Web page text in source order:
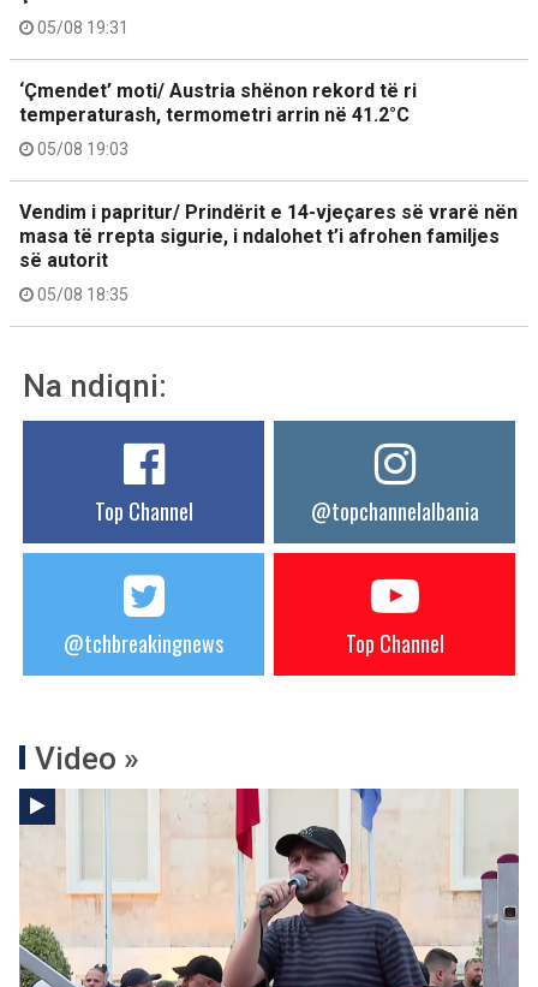
05/08 19:31
‘Çmendet’ moti/ Austria shënon rekord të ri
temperaturash, termometri arrin në 41.2°C
05/08 19:03
Vendim i papritur/ Prindërit e 14-vjeçares së vrarë nën
masa të rrepta sigurie, i ndalohet t’i afrohen familjes
së autorit
05/08 18:35
Na ndiqni:
Top Channel @topchannelalbania
@tchbreakingnews Top Channel
Video »